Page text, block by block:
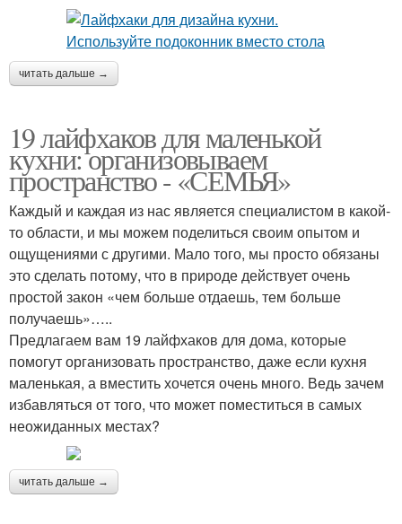
читать дальше →
19 лайфхаков для маленькой
кухни: организовываем
пространство - «СЕМЬЯ»
Каждый и каждая из нас является специалистом в какой-
то области, и мы можем поделиться своим опытом и
ощущениями с другими. Мало того, мы просто обязаны
это сделать потому, что в природе действует очень
простой закон «чем больше отдаешь, тем больше
получаешь»…..
Предлагаем вам 19 лайфхаков для дома, которые
помогут организовать пространство, даже если кухня
маленькая, а вместить хочется очень много. Ведь зачем
избавляться от того, что может поместиться в самых
неожиданных местах?
читать дальше →